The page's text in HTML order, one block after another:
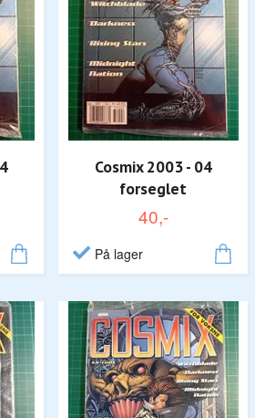
Cosmix 2003 - 04
forseglet
40,-
På lager